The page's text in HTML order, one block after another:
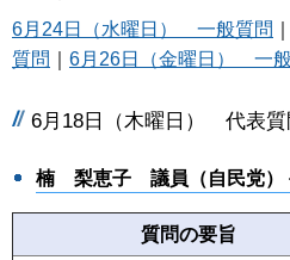
6月24日（水曜日） 一般質問
質問
6月26日（金曜日） 一
6月18日（木曜日） 代表質
楠 梨恵子 議員（自民党）
質問の要旨